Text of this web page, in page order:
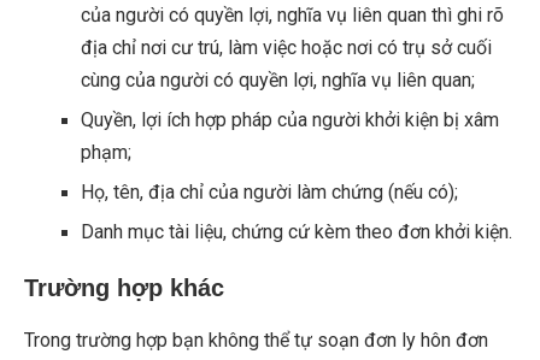
của người có quyền lợi, nghĩa vụ liên quan thì ghi rõ
địa chỉ nơi cư trú, làm việc hoặc nơi có trụ sở cuối
cùng của người có quyền lợi, nghĩa vụ liên quan;
Quyền, lợi ích hợp pháp của người khởi kiện bị xâm
phạm;
Họ, tên, địa chỉ của người làm chứng (nếu có);
Danh mục tài liệu, chứng cứ kèm theo đơn khởi kiện.
Trường hợp khác
Trong trường hợp bạn không thể tự soạn đơn ly hôn đơn